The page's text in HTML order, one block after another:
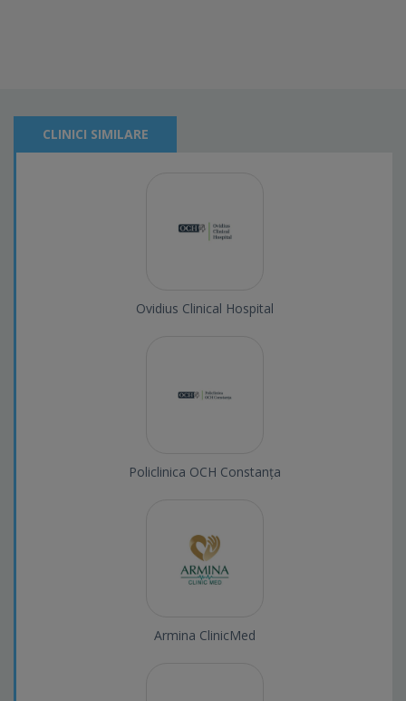
CLINICI SIMILARE
Ovidius Clinical Hospital
Policlinica OCH Constanța
Armina ClinicMed